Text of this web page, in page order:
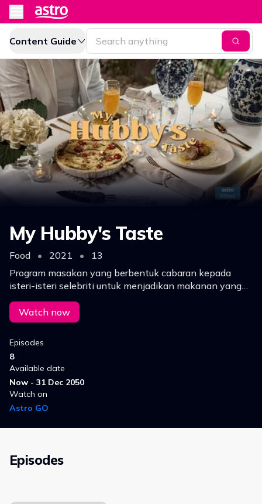
Content Guide
My Hubby's Taste
Food • 2021 •
13
Program masakan yang berbentuk cabaran kepada
isteri-isteri selebriti untuk menjadikan makanan yang
paling tidak disukai oleh suami mereka sebagai
hidangan yang digemari oleh suami masing-masing.
Watch now
Episodes
8
Available date
Now - 31 Dec 2050
Watch on
Astro GO
Episodes